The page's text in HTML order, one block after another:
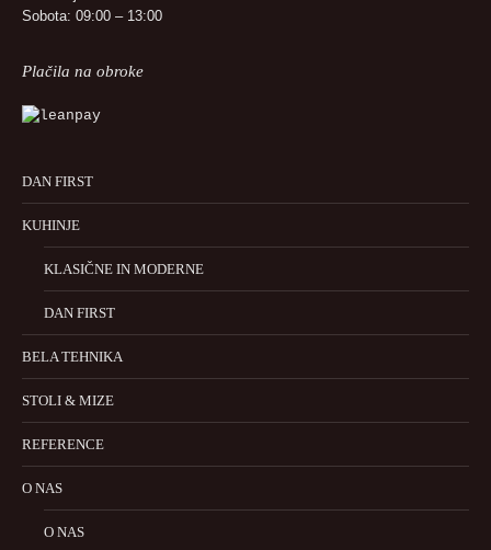
Sobota: 09:00 – 13:00
Plačila na obroke
DAN FIRST
KUHINJE
KLASIČNE IN MODERNE
DAN FIRST
BELA TEHNIKA
STOLI & MIZE
REFERENCE
O NAS
O NAS